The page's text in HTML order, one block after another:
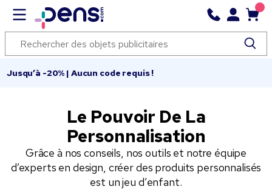
Jusqu’à -20% | Aucun code requis !
Le Pouvoir De La
Personnalisation
Grâce à nos conseils, nos outils et notre équipe
d’experts en design, créer des produits personnalisés
est un jeu d’enfant.